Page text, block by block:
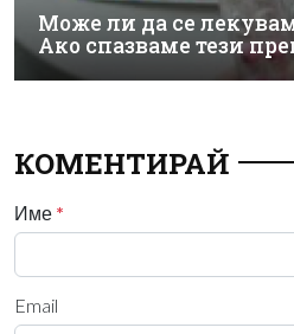
Може ли да се
Ако спазваме тези
КОМЕНТИРАЙ
Име *
Email